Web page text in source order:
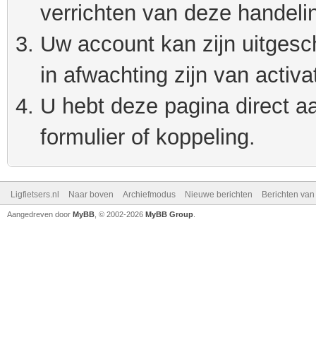
verrichten van deze
Uw account kan zijn
in afwachting zijn van
U hebt deze pagina direct
formulier of koppeling.
Ligfietsers.nl Naar boven Archiefmodus Nieuwe berichten Berichten
Aangedreven door MyBB , © 2002-2026 MyBB Group